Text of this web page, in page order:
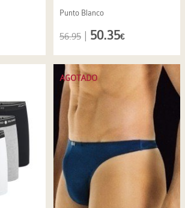
Punto Blanco
56.95 50.35€
AGOTADO